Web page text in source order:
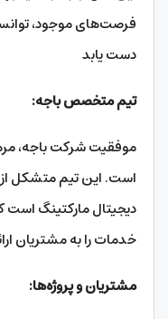
فرصت‌های موجود،
دست یابد
تیم متخصص باجه:
موفقیت شرکت باجه،
است. این تیم متشکل
دیجیتال مارکتینگ است
خدمات را به مشتریان
مشتریان و پروژه‌ها: